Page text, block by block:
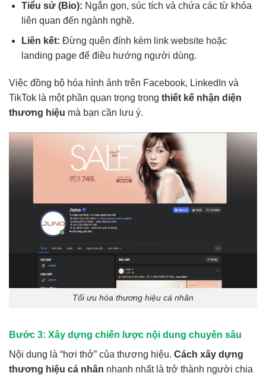
Tiểu sử (Bio): Ngắn gọn, súc tích và chứa các từ khóa
liên quan đến ngành nghề.
Liên kết: Đừng quên đính kèm link website hoặc
landing page để điều hướng người dùng.
Việc đồng bộ hóa hình ảnh trên Facebook, LinkedIn và
TikTok là một phần quan trọng trong thiết kế nhận diện
thương hiệu mà bạn cần lưu ý.
Tối ưu hóa thương hiệu cá nhân
Bước 3: Xây dựng chiến lược nội dung chuyên sâu
Nội dung là “hơi thở” của thương hiệu. Cách xây dựng
thương hiệu cá nhân nhanh nhất là trở thành người chia